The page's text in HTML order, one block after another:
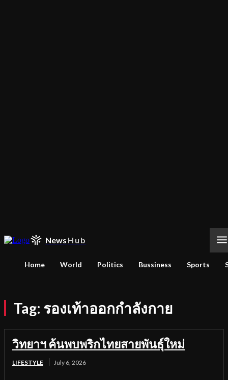
News Hub
Home World Politics Bussiness Sports
Tag: รองเท้าออกกำลังกาย
วิทยาฯ ค้นพบพริกไทยสายพันธุ์ใหม่
LIFESTYLE July 6, 2026